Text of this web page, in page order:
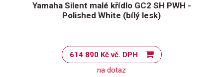
Yamaha Silent malé křídlo GC2 SH PWH -
Polished White (bílý lesk)
614 890 Kč vč. DPH
na dotaz